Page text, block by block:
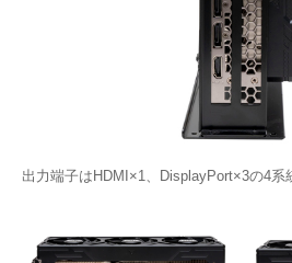
出力端子はHDMI×1、DisplayPort×3の4系